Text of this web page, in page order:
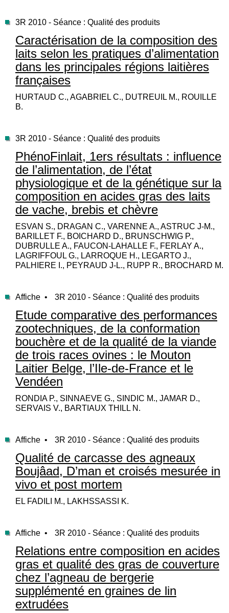
3R 2010 - Séance : Qualité des produits
Caractérisation de la composition des
laits selon les pratiques d’alimentation
dans les principales régions laitières
françaises
HURTAUD C., AGABRIEL C., DUTREUIL M., ROUILLE
B.
3R 2010 - Séance : Qualité des produits
PhénoFinlait, 1ers résultats : influence
de l’alimentation, de l’état
physiologique et de la génétique sur la
composition en acides gras des laits
de vache, brebis et chèvre
ESVAN S., DRAGAN C., VARENNE A., ASTRUC J-M.,
BARILLET F., BOICHARD D., BRUNSCHWIG P.,
DUBRULLE A., FAUCON-LAHALLE F., FERLAY A.,
LAGRIFFOUL G., LARROQUE H., LEGARTO J.,
PALHIERE I., PEYRAUD J-L., RUPP R., BROCHARD M.
Affiche • 3R 2010 - Séance : Qualité des produits
Etude comparative des performances
zootechniques, de la conformation
bouchère et de la qualité de la viande
de trois races ovines : le Mouton
Laitier Belge, l’Ile-de-France et le
Vendéen
RONDIA P., SINNAEVE G., SINDIC M., JAMAR D.,
SERVAIS V., BARTIAUX THILL N.
Affiche • 3R 2010 - Séance : Qualité des produits
Qualité de carcasse des agneaux
Boujâad, D’man et croisés mesurée in
vivo et post mortem
EL FADILI M., LAKHSSASSI K.
Affiche • 3R 2010 - Séance : Qualité des produits
Relations entre composition en acides
gras et qualité des gras de couverture
chez l’agneau de bergerie
supplémenté en graines de lin
extrudées